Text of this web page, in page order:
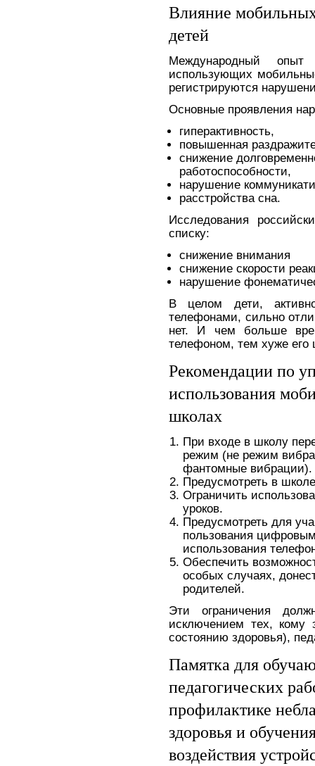
Влияние
детей
Международный
использующих
регистрируются
Основные проявления
гиперактивность,
повышенная
снижение
работоспособности,
нарушение
расстройства сна.
Исследования
списку:
снижение внимания
снижение скорости
нарушение
В целом дети,
телефонами, сильно
нет. И чем больше
телефоном, тем хуже его
Рекомендации по
использования
школах
При входе в школу
режим (не режим
фантомные вибрации).
Предусмотреть в
Ограничить
уроков.
Предусмотреть для
пользования
использования
Обеспечить
особых случаях,
родителей.
Эти ограничения
исключением тех, кому
состоянию здоровья),
Памятка для
педагогических
профилактике
здоровья и
воздействия